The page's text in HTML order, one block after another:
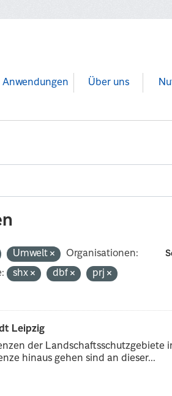
Anwendungen Über uns
Umwelt
Organisationen:
shx dbf
prj
Leipzig
der Landschaftsschutzgebiete
hinaus gehen sind an dieser...